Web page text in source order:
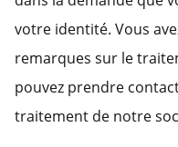
votre identité. Vous
remarques sur le
pouvez prendre
traitement de notre